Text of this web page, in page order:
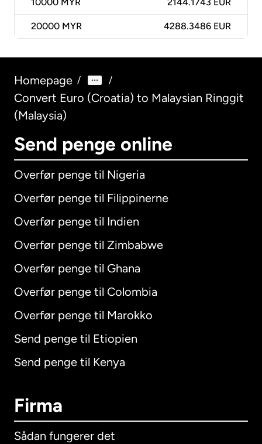
10000 MYR 2144.1743 EUR
20000 MYR 4288.3486 EUR
Homepage / /
Convert Euro (Croatia) to Malaysian Ringgit
(Malaysia)
Send penge online
Overfør penge til Nigeria
Overfør penge til Filippinerne
Overfør penge til Indien
Overfør penge til Zimbabwe
Overfør penge til Ghana
Overfør penge til Colombia
Overfør penge til Marokko
Send penge til Etiopien
Send penge til Kenya
Firma
Sådan fungerer det